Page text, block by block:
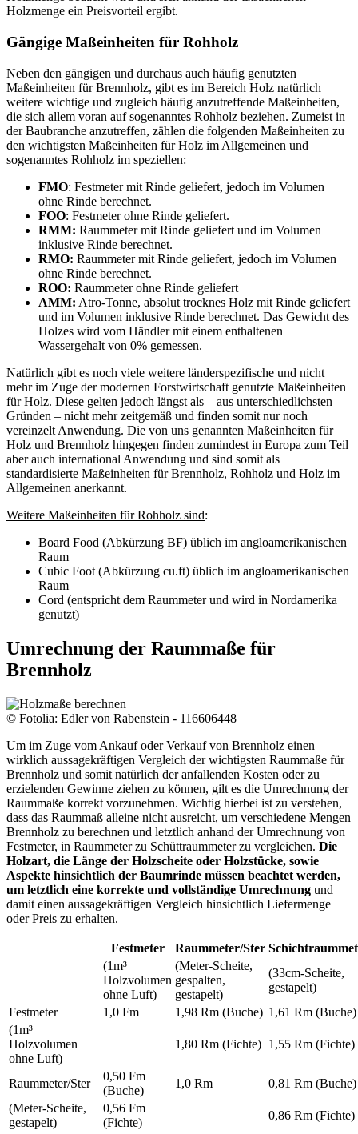
Holzmenge ein Preisvorteil ergibt.
Gängige Maßeinheiten für Rohholz
Neben den gängigen und durchaus auch häufig genutzten
Maßeinheiten für Brennholz, gibt es im Bereich Holz natürlich
weitere wichtige und zugleich häufig anzutreffende Maßeinheiten,
die sich allem voran auf sogenanntes Rohholz beziehen. Zumeist in
der Baubranche anzutreffen, zählen die folgenden Maßeinheiten zu
den wichtigsten Maßeinheiten für Holz im Allgemeinen und
sogenanntes Rohholz im speziellen:
FMO: Festmeter mit Rinde geliefert, jedoch im Volumen
ohne Rinde berechnet.
FOO: Festmeter ohne Rinde geliefert.
RMM: Raummeter mit Rinde geliefert und im Volumen
inklusive Rinde berechnet.
RMO: Raummeter mit Rinde geliefert, jedoch im Volumen
ohne Rinde berechnet.
ROO: Raummeter ohne Rinde geliefert
AMM: Atro-Tonne, absolut trocknes Holz mit Rinde geliefert
und im Volumen inklusive Rinde berechnet. Das Gewicht des
Holzes wird vom Händler mit einem enthaltenen
Wassergehalt von 0% gemessen.
Natürlich gibt es noch viele weitere länderspezifische und nicht
mehr im Zuge der modernen Forstwirtschaft genutzte Maßeinheiten
für Holz. Diese gelten jedoch längst als – aus unterschiedlichsten
Gründen – nicht mehr zeitgemäß und finden somit nur noch
vereinzelt Anwendung. Die von uns genannten Maßeinheiten für
Holz und Brennholz hingegen finden zumindest in Europa zum Teil
aber auch international Anwendung und sind somit als
standardisierte Maßeinheiten für Brennholz, Rohholz und Holz im
Allgemeinen anerkannt.
Weitere Maßeinheiten für Rohholz sind:
Board Food (Abkürzung BF) üblich im angloamerikanischen
Raum
Cubic Foot (Abkürzung cu.ft) üblich im angloamerikanischen
Raum
Cord (entspricht dem Raummeter und wird in Nordamerika
genutzt)
Umrechnung der Raummaße für
Brennholz
© Fotolia: Edler von Rabenstein - 116606448
Um im Zuge vom Ankauf oder Verkauf von Brennholz einen
wirklich aussagekräftigen Vergleich der wichtigsten Raummaße für
Brennholz und somit natürlich der anfallenden Kosten oder zu
erzielenden Gewinne ziehen zu können, gilt es die Umrechnung der
Raummaße korrekt vorzunehmen. Wichtig hierbei ist zu verstehen,
dass das Raummaß alleine nicht ausreicht, um verschiedene Mengen
Brennholz zu berechnen und letztlich anhand der Umrechnung von
Festmeter, in Raummeter zu Schüttraummeter zu vergleichen. Die
Holzart, die Länge der Holzscheite oder Holzstücke, sowie
Aspekte hinsichtlich der Baumrinde müssen beachtet werden,
um letztlich eine korrekte und vollständige Umrechnung und
damit einen aussagekräftigen Vergleich hinsichtlich Liefermenge
oder Preis zu erhalten.
Festmeter Raummeter/Ster
(1m³
Holzvolumen
ohne Luft)
(Meter-Scheite,
gespalten,
gestapelt)
(33cm-Scheite,
gestapelt)
Festmeter
1,0 Fm 1,98 Rm (Buche) 1,61 Rm (Buche)
(1m³
Holzvolumen
ohne Luft)
1,80 Rm (Fichte) 1,55 Rm (Fichte)
Raummeter/Ster
0,50 Fm
(Buche)
1,0 Rm
0,81 Rm (Buche)
(Meter-Scheite,
gestapelt)
0,56 Fm
(Fichte)
0,86 Rm (Fichte)